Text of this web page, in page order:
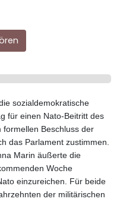
sozialdemokratische
für einen Nato-Beitritt des
Beschluss der
das Parlament zustimmen.
Marin äußerte die
Woche
einzureichen. Für beide
der militärischen